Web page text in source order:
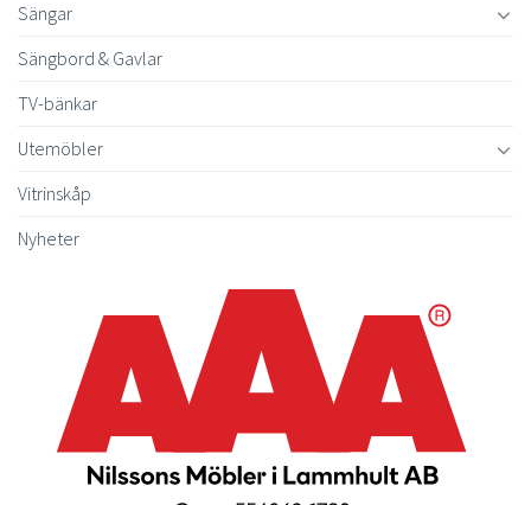
Sängar
Sängbord & Gavlar
TV-bänkar
Utemöbler
Vitrinskåp
Nyheter